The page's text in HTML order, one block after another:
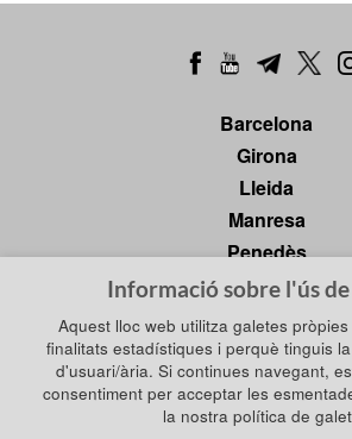
Barcelona
Girona
Lleida
Manresa
Penedès
Tarragona
Tortosa
Política de privadesa
Política de galetes
Informació sobre l'ús
Aquest lloc web utilitza galetes
finalitats estadístiques i perquè tinguis
d'usuari/ària. Si continues navegant,
consentiment per acceptar les
la nostra política de